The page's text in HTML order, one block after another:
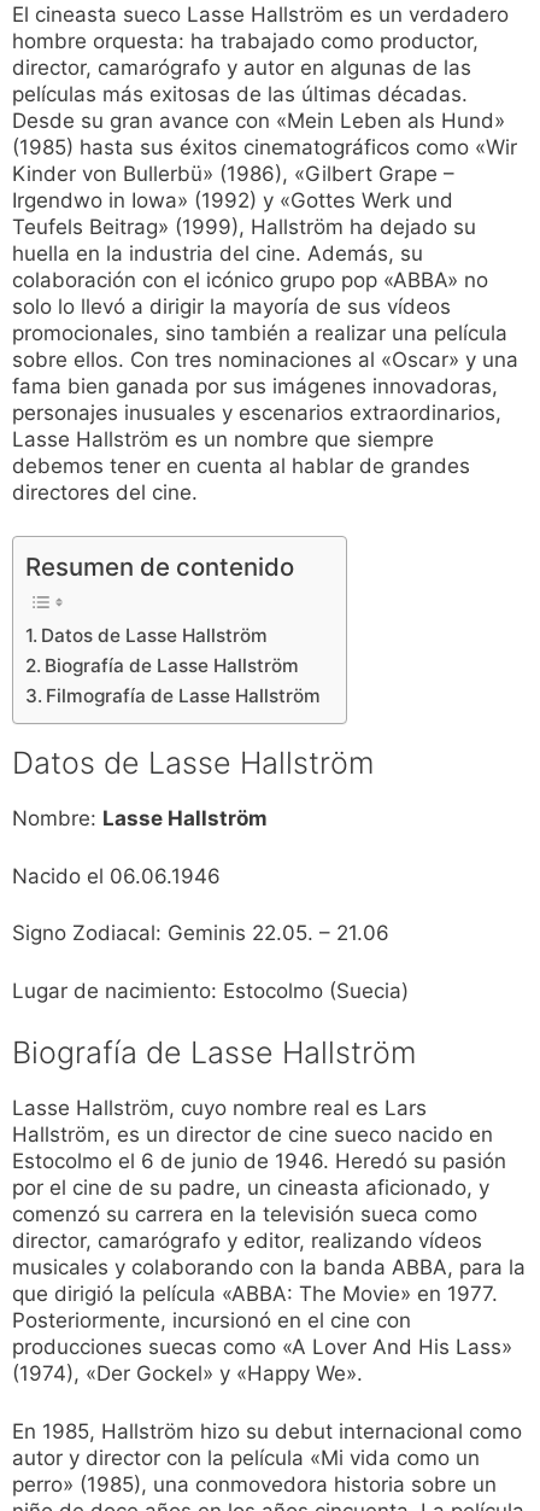
El cineasta sueco Lasse Hallström es un verdadero
hombre orquesta: ha trabajado como productor,
director, camarógrafo y autor en algunas de las
películas más exitosas de las últimas décadas.
Desde su gran avance con «Mein Leben als Hund»
(1985) hasta sus éxitos cinematográficos como «Wir
Kinder von Bullerbü» (1986), «Gilbert Grape –
Irgendwo in Iowa» (1992) y «Gottes Werk und
Teufels Beitrag» (1999), Hallström ha dejado su
huella en la industria del cine. Además, su
colaboración con el icónico grupo pop «ABBA» no
solo lo llevó a dirigir la mayoría de sus vídeos
promocionales, sino también a realizar una película
sobre ellos. Con tres nominaciones al «Oscar» y una
fama bien ganada por sus imágenes innovadoras,
personajes inusuales y escenarios extraordinarios,
Lasse Hallström es un nombre que siempre
debemos tener en cuenta al hablar de grandes
directores del cine.
Resumen de contenido
Datos de Lasse Hallström
Biografía de Lasse Hallström
Filmografía de Lasse Hallström
Datos de Lasse Hallström
Nombre: Lasse Hallström
Nacido el 06.06.1946
Signo Zodiacal: Geminis 22.05. – 21.06
Lugar de nacimiento: Estocolmo (Suecia)
Biografía de Lasse Hallström
Lasse Hallström, cuyo nombre real es Lars
Hallström, es un director de cine sueco nacido en
Estocolmo el 6 de junio de 1946. Heredó su pasión
por el cine de su padre, un cineasta aficionado, y
comenzó su carrera en la televisión sueca como
director, camarógrafo y editor, realizando vídeos
musicales y colaborando con la banda ABBA, para la
que dirigió la película «ABBA: The Movie» en 1977.
Posteriormente, incursionó en el cine con
producciones suecas como «A Lover And His Lass»
(1974), «Der Gockel» y «Happy We».
En 1985, Hallström hizo su debut internacional como
autor y director con la película «Mi vida como un
perro» (1985), una conmovedora historia sobre un